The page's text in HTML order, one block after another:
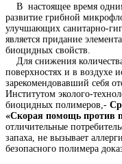
В настоящее время
развитие грибной
улучшающих санитарно-
является придание
биоцидных свойств.
Для снижения
поверхностях и в воздухе
зарекомендовавший себя
Институтом эколого-
биоцидных полимеров,-
«Скорая помощь против
отличительные
запаха, не вызывает
безопасного полимера